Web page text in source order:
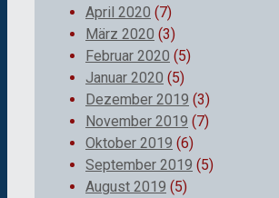
April 2020 (7)
März 2020 (3)
Februar 2020 (5)
Januar 2020 (5)
Dezember 2019 (3)
November 2019 (7)
Oktober 2019 (6)
September 2019 (5)
August 2019 (5)